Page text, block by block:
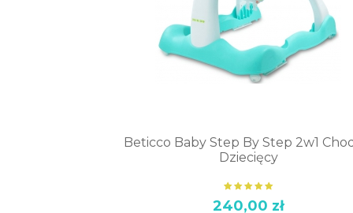
Beticco Baby Step By Step 2w1
Dziecięcy
240,00 zł